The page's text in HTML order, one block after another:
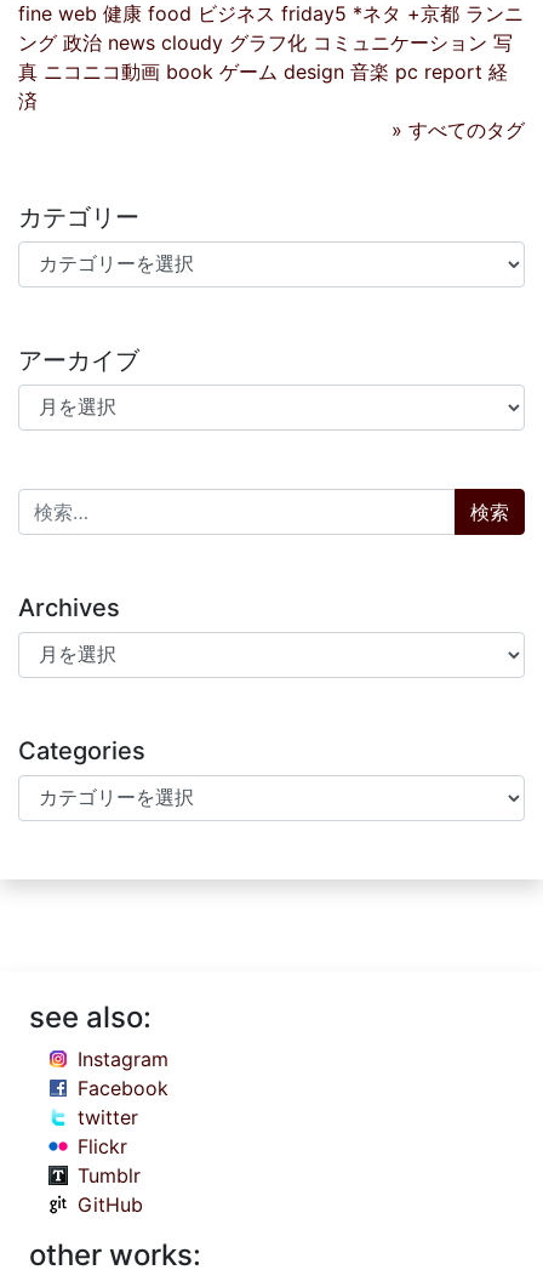
fine web 健康 food ビジネス friday5 *ネタ +京都 ランニ
ング 政治 news cloudy グラフ化 コミュニケーション 写
真 ニコニコ動画 book ゲーム design 音楽 pc report 経
済
» すべてのタグ
カテゴリー
カテゴリー
アーカイブ
アーカイブ
検索:
Archives
Archives
Categories
Categories
see also:
Instagram
Facebook
twitter
Flickr
Tumblr
GitHub
other works: